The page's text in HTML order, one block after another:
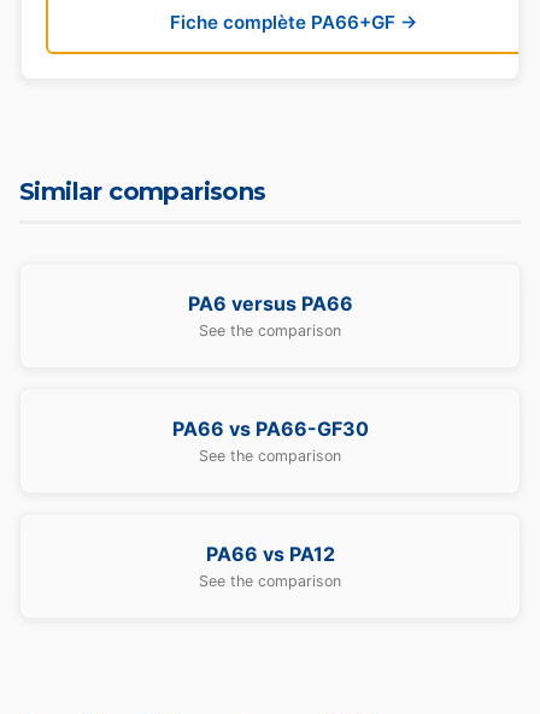
Fiche complète PA66+GF →
Similar comparisons
PA6 versus PA66
See the comparison
PA66 vs PA66-GF30
See the comparison
PA66 vs PA12
See the comparison